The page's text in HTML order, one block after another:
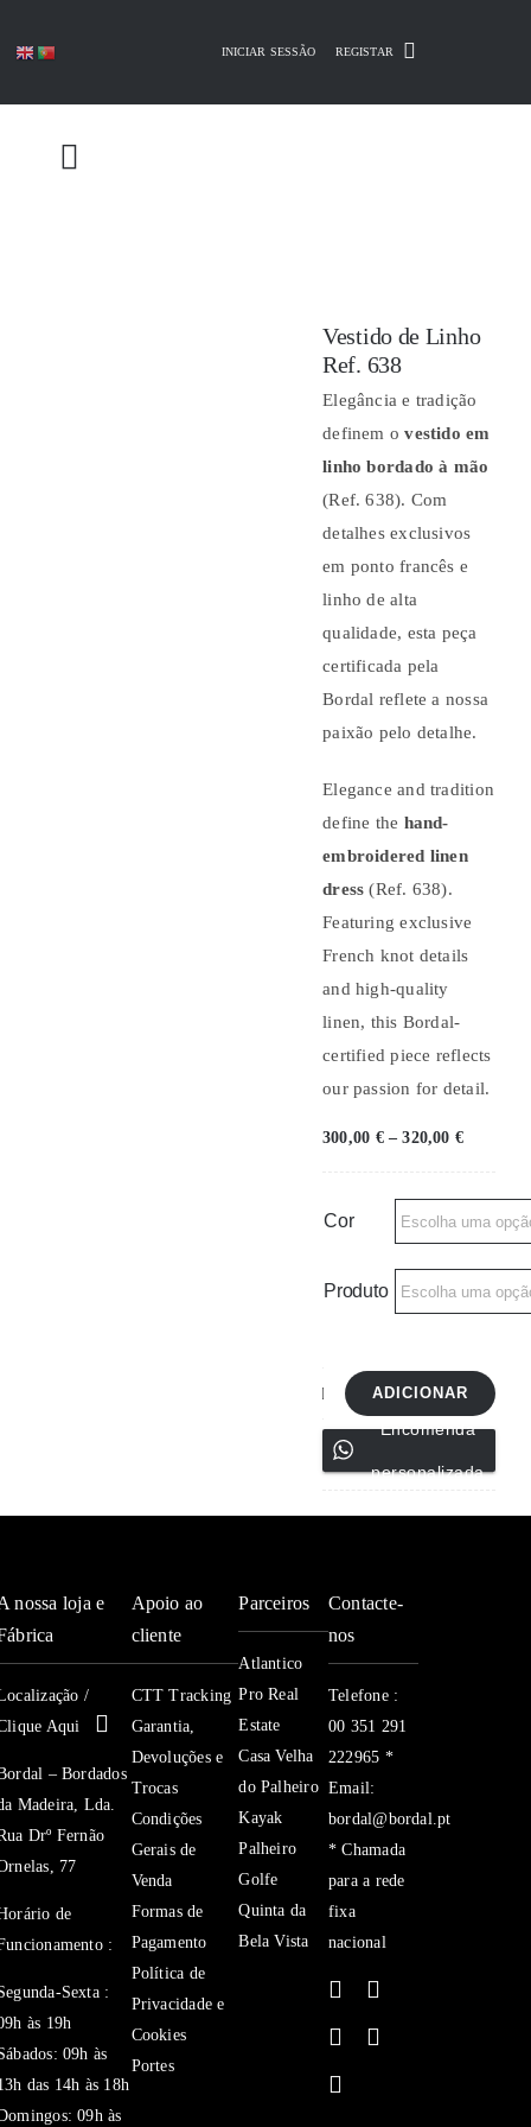
INICIAR SESSÃO REGISTAR
Vestido de Linho
Ref. 638
Elegância e tradição
definem ovestido em
linho bordado à mão
(Ref. 638). Com
detalhes exclusivos
em ponto francês e
linho de alta
qualidade, esta peça
certificada pela
Bordal reflete a nossa
paixão pelo detalhe.
Elegance and tradition
define the hand-
embroidered linen
dress (Ref. 638).
Featuring exclusive
French knot details
and high-quality
linen, this Bordal-
certified piece reflects
our passion for detail.
300,00 € – 320,00 €Price
320,00 €
Cor
Produto
Quantidade
de
Vestido
638
ADICIONAR
Encomenda
personalizada
nossa loja e
/
Aqui
– Bordados
Madeira, Lda.
Drº Fernão
77
de
:
Sexta :
às 19h
09h às
das 14h às 18h
09h às
Apoio ao
cliente
CTT Tracking
Garantia,
Devoluções e
Trocas
Condições
Gerais de
Venda
Formas de
Pagamento
Política de
Privacidade e
Cookies
Portes
Parceiros
Atlantico
Pro Real
Estate
Casa Velha
do Palheiro
Kayak
Palheiro
Golfe
Quinta da
Bela Vista
Contacte-
nos
Telefone :
00 351 291
222965 *
Email:
bordal@bordal.pt
* Chamada
para a rede
fixa
nacional